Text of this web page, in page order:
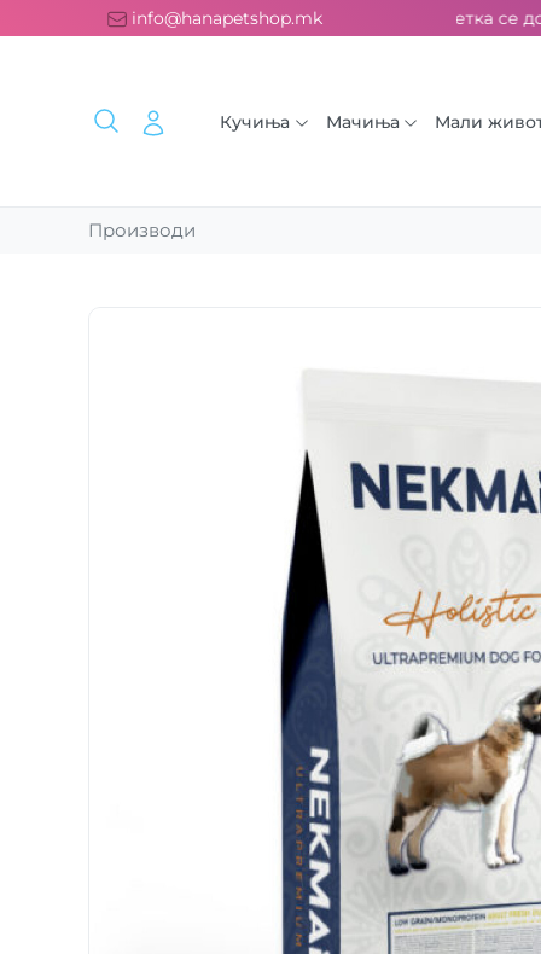
info@hanapetshop.mk
испорака над 2000 ден. ››› 2% од секоја сметка се
Кучиња Мачиња Мали
Производи